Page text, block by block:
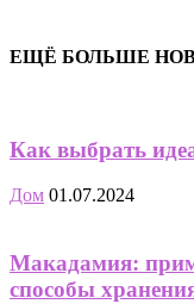
ЕЩЁ БОЛЬШЕ
Как выбрать
Дом 01.07.2024
Макадамия:
способы